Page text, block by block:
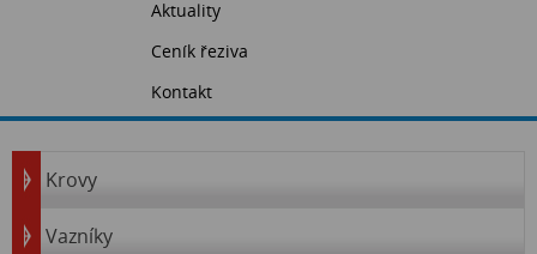
Aktuality
Ceník řeziva
Kontakt
Krovy
Vazníky